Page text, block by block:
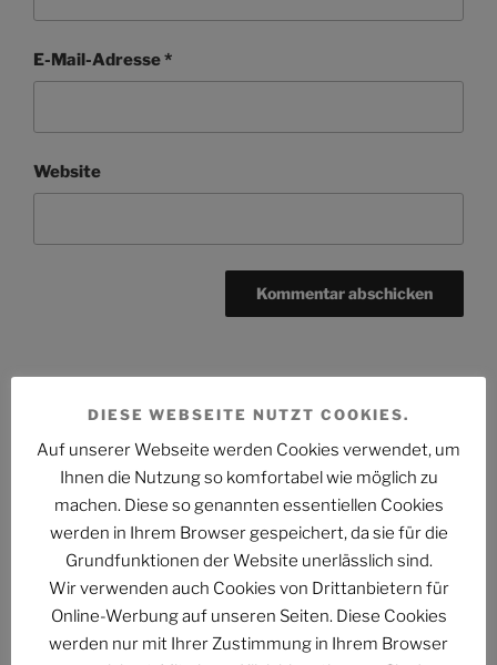
E-Mail-Adresse*
Website
Beitragsnavigation
Beitrag
Gib CO2NTRA – bin ich der Einzige, dem das
merkwürdig vorkommt?
Nächster
Beitrag
WEITER
Burma, Birma, Myanmar – eine Blogger-Aktion
DIESE WEBSEITE NUTZT COOKIES.
Auf unserer Webseite werden Cookies verwendet, um
Ihnen die Nutzung so komfortabel wie möglich zu
machen. Diese so genannten essentiellen Cookies
werden in Ihrem Browser gespeichert, da sie für die
Grundfunktionen der Website unerlässlich sind.
Wir verwenden auch Cookies von Drittanbietern für
Online-Werbung auf unseren Seiten. Diese Cookies
werden nur mit Ihrer Zustimmung in Ihrem Browser